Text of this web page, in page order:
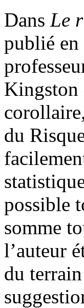
Dans Le
publié
Kingston
du
possible
somme
l’auteur
du